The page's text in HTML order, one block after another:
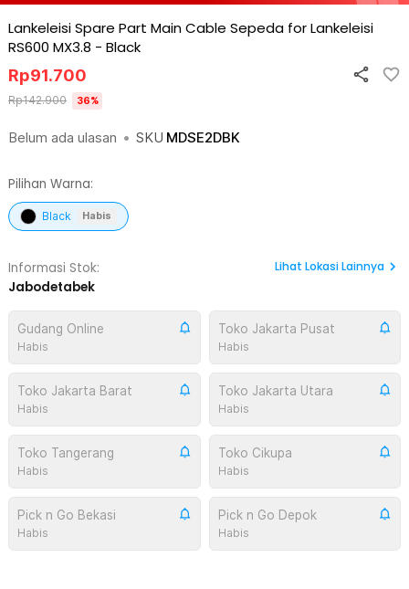
Lankeleisi Spare Part Main Cable Sepeda for Lankeleisi
RS600 MX3.8 - Black
Belum ada ulasan • SKU MDSE2DBK
Rp91.700
Rp142.900 36%
Pilihan Warna:
Black Habis
Informasi Stok:
Jabodetabek
Lihat Lokasi Lainnya
Gudang Online
Habis
Toko Jakarta Pusat
Habis
Toko Jakarta Barat
Habis
Toko Jakarta Utara
Habis
Toko Tangerang
Habis
Toko Cikupa
Habis
Pick n Go Bekasi
Habis
Pick n Go Depok
Habis